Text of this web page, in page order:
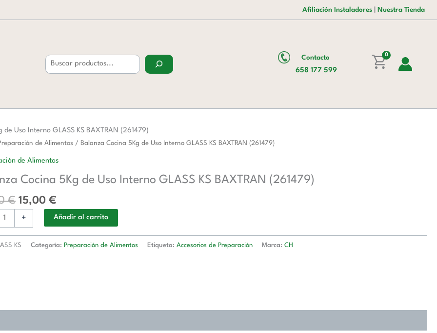
Afiliación Instaladores Nuestra Tienda
Contacto
658 177 599
0
de Uso Interno GLASS KS BAXTRAN (261479)
de Alimentos / Balanza Cocina 5Kg de Uso Interno GLASS KS BAXTRAN (261479)
de Alimentos
Cocina 5Kg de Uso Interno GLASS KS BAXTRAN (261479)
€
El
precio
era:
24,00 €.
15,00€
El
es:
+ Añadir al carrito
KS Categoría: Preparación de Alimentos Etiqueta:Accesorios de Preparación Marca:CH
24,00 €.15,00 €.
Uso
KS
BAXTRAN